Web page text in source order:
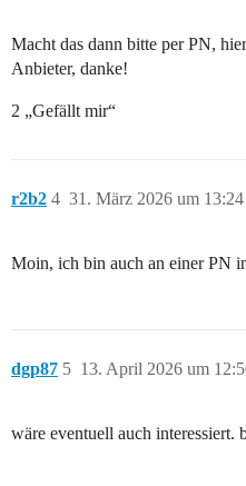
Macht das dann bitte per PN,
Anbieter, danke!
2 „Gefällt mir“
r2b2 31. März 2026 um 13:24
4
Moin, ich bin auch an einer PN
dgp87 13. April 2026 um
5
wäre eventuell auch interessiert.